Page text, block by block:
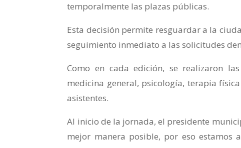
temporalmente las plazas públicas.
Esta decisión permite resguardar a la
seguimiento inmediato a las solicitudes
Como en cada edición, se realizaron
medicina general, psicología, terapia
asistentes.
Al inicio de la jornada, el presidente
mejor manera posible, por eso estamos